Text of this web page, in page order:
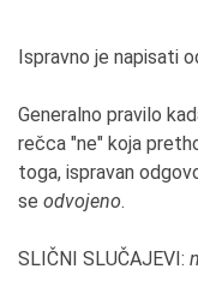
Ispravno je napisati
Generalno pravilo
rečca "ne" koja
toga, ispravan
se odvojeno.
SLIČNI SLUČAJEVI: